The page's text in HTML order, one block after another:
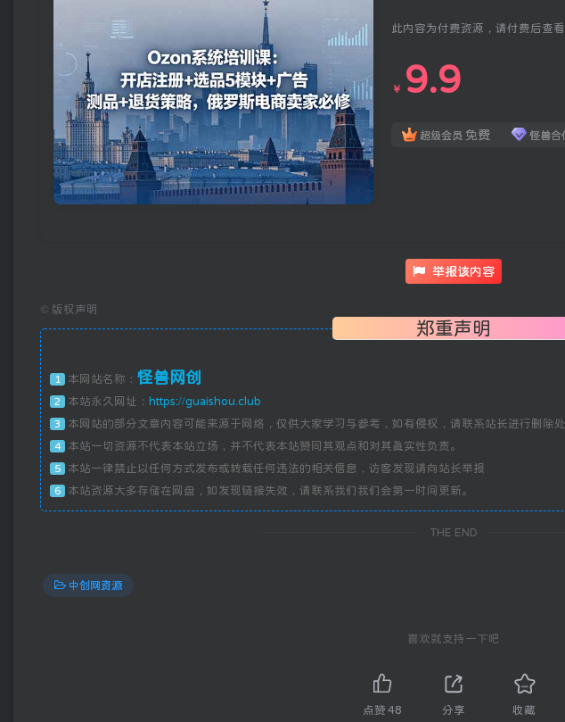
此内容为付费资源，请付费后查看
￥ 9.9
超级会员 免费 怪兽合
举报该内容
© 版权声明
郑重声明
1 本网站名称： 怪兽网创
2 本站永久网址： https://guaishou.club
3 本网站的部分文章内容可能来源于网络，仅供大家学习与参考，如有侵权，请联系站长进行删除处
4 本站一切资源不代表本站立场，并不代表本站赞同其观点和对其真实性负责。
5 本站一律禁止以任何方式发布或转载任何违法的相关信息，访客发现请向站长举报
6 本站资源大多存储在网盘，如发现链接失效，请联系我们我们会第一时间更新。
THE END
中创网资源
喜欢就支持一下吧
点赞 48 分享 收藏